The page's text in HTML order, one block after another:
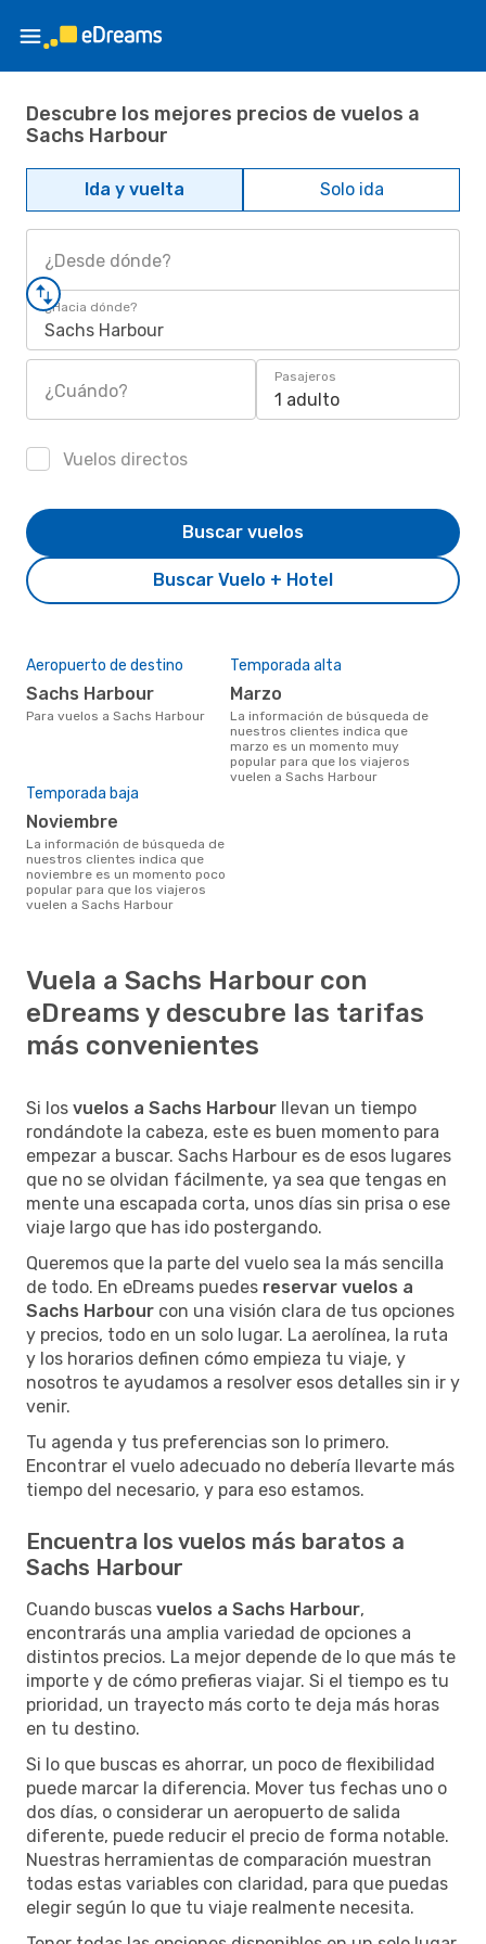
Descubre los mejores precios de vuelos a
Sachs Harbour
Ida y vuelta Solo ida
¿Desde dónde?
¿Hacia dónde?
Sachs Harbour
¿Cuándo?
Pasajeros
1 adulto
Vuelos directos
Buscar Vuelo + Hotel
Buscar vuelos
Aeropuerto de destino
Sachs Harbour
Para vuelos a Sachs Harbour
Temporada alta
marzo
La información de búsqueda de
nuestros clientes indica que
marzo es un momento muy
popular para que los viajeros
vuelen a Sachs Harbour
Temporada baja
noviembre
La información de búsqueda de
nuestros clientes indica que
noviembre es un momento poco
popular para que los viajeros
vuelen a Sachs Harbour
Vuela a Sachs Harbour con
eDreams y descubre las tarifas
más convenientes
Si los vuelos a Sachs Harbour llevan un tiempo
rondándote la cabeza, este es buen momento para
empezar a buscar. Sachs Harbour es de esos lugares
que no se olvidan fácilmente, ya sea que tengas en
mente una escapada corta, unos días sin prisa o ese
viaje largo que has ido postergando.
Queremos que la parte del vuelo sea la más sencilla
de todo. En eDreams puedes reservar vuelos a
Sachs Harbour con una visión clara de tus opciones
y precios, todo en un solo lugar. La aerolínea, la ruta
y los horarios definen cómo empieza tu viaje, y
nosotros te ayudamos a resolver esos detalles sin ir y
venir.
Tu agenda y tus preferencias son lo primero.
Encontrar el vuelo adecuado no debería llevarte más
tiempo del necesario, y para eso estamos.
Encuentra los vuelos más baratos a
Sachs Harbour
Cuando buscas vuelos a Sachs Harbour,
encontrarás una amplia variedad de opciones a
distintos precios. La mejor depende de lo que más te
importe y de cómo prefieras viajar. Si el tiempo es tu
prioridad, un trayecto más corto te deja más horas
en tu destino.
Si lo que buscas es ahorrar, un poco de flexibilidad
puede marcar la diferencia. Mover tus fechas uno o
dos días, o considerar un aeropuerto de salida
diferente, puede reducir el precio de forma notable.
Nuestras herramientas de comparación muestran
todas estas variables con claridad, para que puedas
elegir según lo que tu viaje realmente necesita.